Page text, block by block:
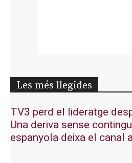
Les més llegides
TV3 perd el lideratge
Una deriva sense
espanyola deixa el canal